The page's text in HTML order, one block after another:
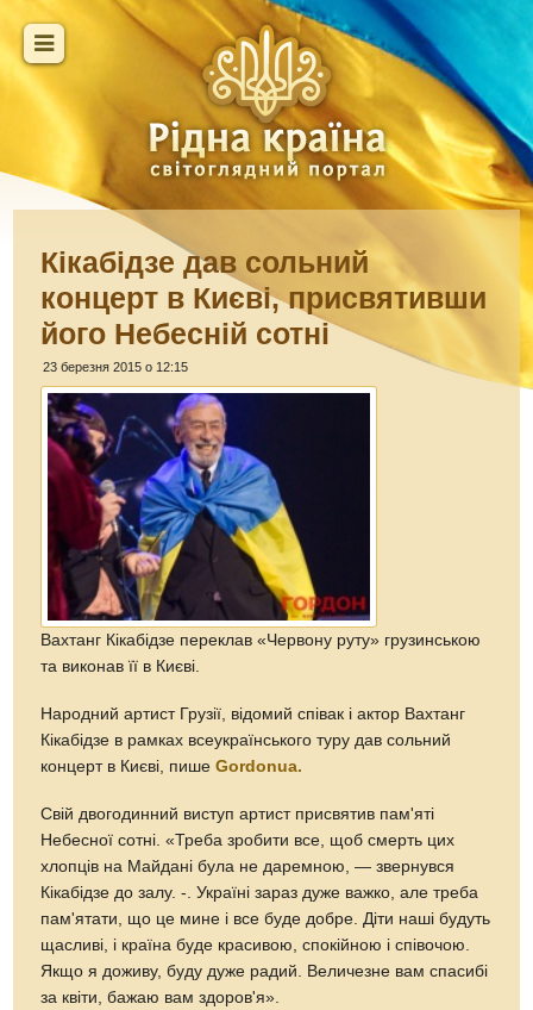
Кікабідзе дав сольний
концерт в Києві, присвятивши
його Небесній сотні
23 березня 2015 о 12:15
Вахтанг Кікабідзе переклав «Червону руту» грузинською
та виконав її в Києві.
Народний артист Грузії, відомий співак і актор Вахтанг
Кікабідзе в рамках всеукраїнського туру дав сольний
концерт в Києві, пишеGordonua.
Свій двогодинний виступ артист присвятив пам'яті
Небесної сотні. «Треба зробити все, щоб смерть цих
хлопців на Майдані була не даремною, — звернувся
Кікабідзе до залу. -. Україні зараз дуже важко, але треба
пам'ятати, що це мине і все буде добре. Діти наші будуть
щасливі, і країна буде красивою, спокійною і співочою.
Якщо я доживу, буду дуже радий. Величезне вам спасибі
за квіти, бажаю вам здоров'я».